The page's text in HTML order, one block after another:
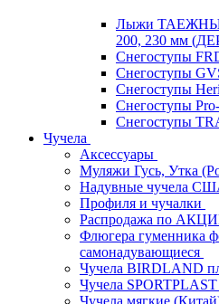
Лыжи ТАЕЖНЫЕ
200, 230 мм
Снегоступы
Снегоступы
Снегоступы
Снегоступы
Снегоступы
Чучела
Аксессуары
Муляжи Гусь, Утка
Надувные чучела
Профиля и чучалки
Распродажа по
Флюгера гуменника
самонадувающиеся
Чучела BIRDLAND
Чучела
Чучела мягкие